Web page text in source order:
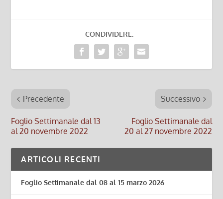
CONDIVIDERE:
Precedente
Foglio Settimanale dal 13
al 20 novembre 2022
Successivo
Foglio Settimanale dal
20 al 27 novembre 2022
ARTICOLI RECENTI
Foglio Settimanale dal 08 al 15 marzo 2026